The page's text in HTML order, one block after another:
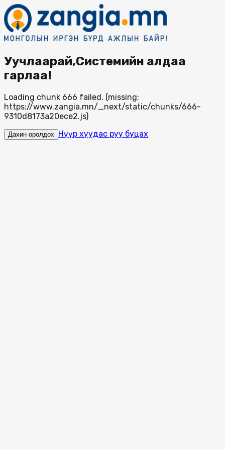
Уучлаарай,Системийн алдаа
гарлаа!
Loading chunk 666 failed. (missing:
https://www.zangia.mn/_next/static/chunks/666-
9310d8173a20ece2.js)
Дахин оролдох Нүүр хуудас руу буцах